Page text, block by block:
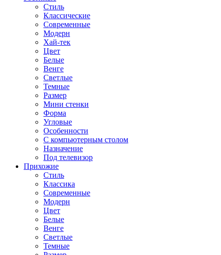
Стиль
Классические
Современные
Модерн
Хай-тек
Цвет
Белые
Венге
Светлые
Темные
Размер
Мини стенки
Форма
Угловые
Особенности
С компьютерным столом
Назначение
Под телевизор
Прихожие
Стиль
Классика
Современные
Модерн
Цвет
Белые
Венге
Светлые
Темные